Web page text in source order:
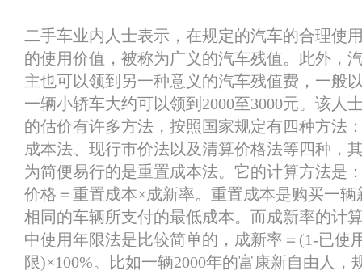
二手车业内人士表示，在规定的汽车的合理使
的使用价值，被称为广义的汽车残值。此外，
主也可以领到另一种意义的汽车残值费，一般
一辆小轿车大约可以领到2000至3000元。该人
的估价有许多方法，按照国家规定有四种方法
成本法、现行市价法以及清算价格法等四种，
为简便易行的是重置成本法。它的计算方法是
价格＝重置成本×成新率。重置成本是购买一
相同的车辆所支付的最低成本。而成新率的计
中使用年限法是比较简单的，成新率＝(1-已使
限)×100%。比如一辆2000年的富康新自由人，